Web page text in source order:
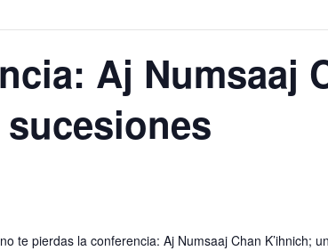
Aj Numsaaj
te pierdas la conferencia: Aj Numsaaj Chan